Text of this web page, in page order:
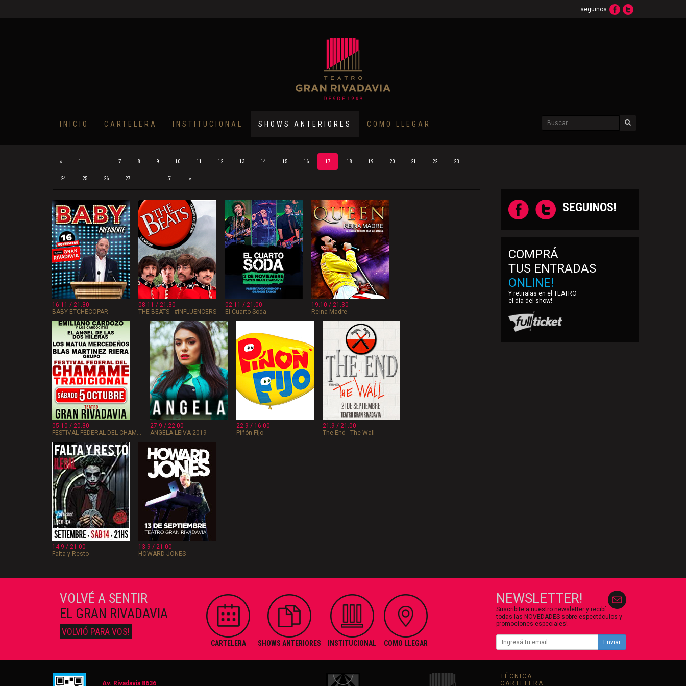
seguinos
INICIO CARTELERA INSTITUCIONAL SHOWS ANTERIORES COMO LLEGAR
« 1 ... 7 8 9 10 11 12 13 14 15 16 17 18 19 20 21 22 23
24 25 26 27 ... 51 »
16.11 / 21.30
BABY ETCHECOPAR
08.11 / 21.30
THE BEATS - #INFLUENCERS
02.11 / 21.00
El Cuarto Soda
19.10 / 21.30
Reina Madre
05.10 / 20.30
FESTIVAL FEDERAL DEL CHAM...
27.9 / 22.00
ANGELA LEIVA 2019
22.9 / 16.00
Piñón Fijo
21.9 / 21.00
The End - The Wall
14.9 / 21.00
Falta y Resto
13.9 / 21.00
HOWARD JONES
SEGUINOS!
COMPRÁ
TUS ENTRADAS
ONLINE!
Y retiralas en el TEATRO
el día del show!
VOLVÉ A SENTIR
EL GRAN RIVADAVIA
VOLVIÓ PARA VOS!
CARTELERA SHOWS ANTERIORES INSTITUCIONAL COMO LLEGAR
NEWSLETTER!
Suscribite a nuestro newsletter y recibí
todas las NOVEDADES sobre espectáculos y
promociones especiales!
Enviar
Av. Rivadavia 8636
TÉCNICA
CARTELERA